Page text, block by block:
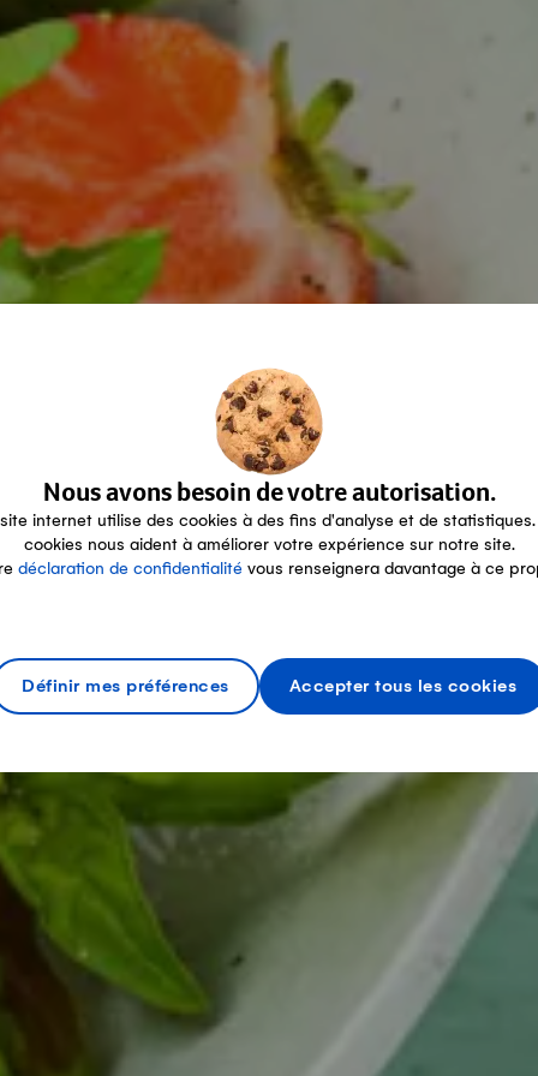
Nous avons besoin de votre autorisation.
internet utilise des cookies à des fins d'analyse et de statistiques.
cookies nous aident à améliorer votre expérience sur notre site.
déclaration de confidentialité vous renseignera davantage à ce
Définir mes préférences Accepter tous les cookies